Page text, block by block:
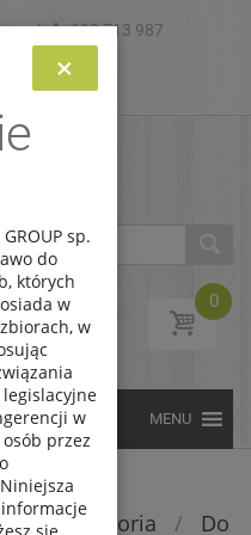
to content
nas! 693 713 987
Zarejestruj
0
i akcesoria /
Do
×
sp.
do
których
w
w
w
przez